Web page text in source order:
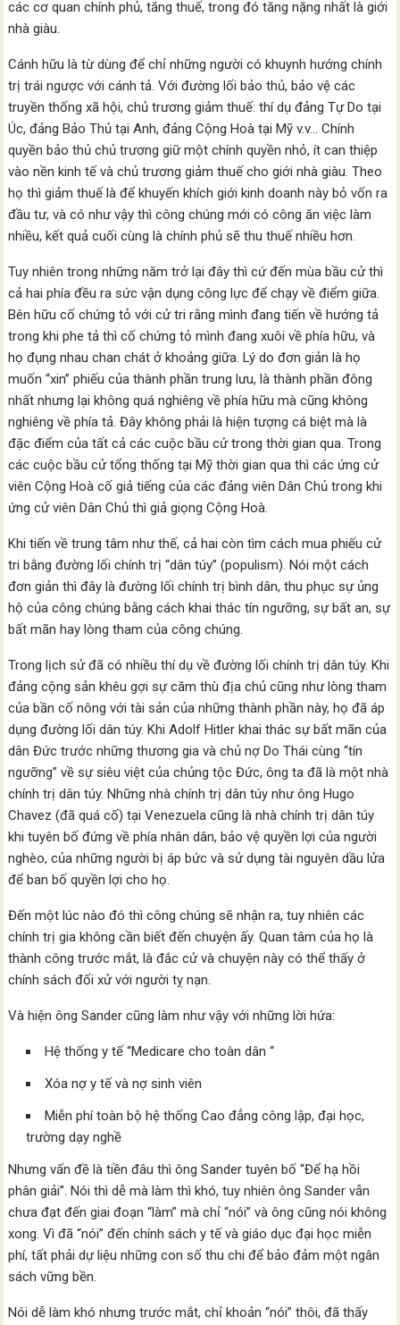
các cơ quan chính phủ, tăng thuế, trong đó tăng nặng nhất là giới
nhà giàu.
Cánh hữu là từ dùng để chỉ những người có khuynh hướng chính
trị trái ngược với cánh tả. Với đường lối bảo thủ, bảo vệ các
truyền thống xã hội, chủ trương giảm thuế: thí dụ đảng Tự Do tại
Úc, đảng Bảo Thủ tại Anh, đảng Cộng Hoà tại Mỹ v.v… Chính
quyền bảo thủ chủ trương giữ một chính quyền nhỏ, ít can thiệp
vào nền kinh tế và chủ trương giảm thuế cho giới nhà giàu. Theo
họ thì giảm thuế là để khuyến khích giới kinh doanh này bỏ vốn ra
đầu tư, và có như vậy thì công chúng mới có công ăn việc làm
nhiều, kết quả cuối cùng là chính phủ sẽ thu thuế nhiều hơn.
Tuy nhiên trong những năm trở lại đây thì cứ đến mùa bầu cử thì
cả hai phía đều ra sức vận dụng công lực để chạy về điểm giữa.
Bên hữu cố chứng tỏ với cử tri rằng mình đang tiến về hướng tả
trong khi phe tả thì cố chứng tỏ mình đang xuôi về phía hữu, và
họ đụng nhau chan chát ở khoảng giữa. Lý do đơn giản là họ
muốn “xin” phiếu của thành phần trung lưu, là thành phần đông
nhất nhưng lại không quá nghiêng về phía hữu mà cũng không
nghiêng về phía tả. Đây không phải là hiện tượng cá biệt mà là
đặc điểm của tất cả các cuộc bầu cử trong thời gian qua. Trong
các cuộc bầu cử tổng thống tại Mỹ thời gian qua thì các ứng cử
viên Cộng Hoà cố giả tiếng của các đảng viên Dân Chủ trong khi
ứng cử viên Dân Chủ thì giả giọng Cộng Hoà.
Khi tiến về trung tâm như thế, cả hai còn tìm cách mua phiếu cử
tri bằng đường lối chính trị “dân túy” (populism). Nói một cách
đơn giản thì đây là đường lối chính trị bình dân, thu phục sự ủng
hộ của công chúng bằng cách khai thác tín ngưỡng, sự bất an, sự
bất mãn hay lòng tham của công chúng.
Trong lịch sử đã có nhiều thí dụ về đường lối chính trị dân túy. Khi
đảng cộng sản khêu gợi sự căm thù địa chủ cũng như lòng tham
của bần cố nông với tài sản của những thành phần này, họ đã áp
dụng đường lối dân túy. Khi Adolf Hitler khai thác sự bất mãn của
dân Đức trước những thương gia và chủ nợ Do Thái cùng “tín
ngưỡng” về sự siêu việt của chủng tộc Đức, ông ta đã là một nhà
chính trị dân túy. Những nhà chính trị dân túy như ông Hugo
Chavez (đã quá cố) tại Venezuela cũng là nhà chính trị dân túy
khi tuyên bố đứng về phía nhân dân, bảo vệ quyền lợi của người
nghèo, của những người bị áp bức và sử dụng tài nguyên dầu lửa
để ban bố quyền lợi cho họ.
Đến một lúc nào đó thì công chúng sẽ nhận ra, tuy nhiên các
chính trị gia không cần biết đến chuyện ấy. Quan tâm của họ là
thành công trước mắt, là đắc cử và chuyện này có thể thấy ở
chính sách đối xử với người tỵ nạn.
Và hiện ông Sander cũng làm như vậy với những lời hứa:
Hệ thống y tế “Medicare cho toàn dân “
Xóa nợ y tế và nợ sinh viên
Miễn phí toàn bộ hệ thống Cao đẳng công lập, đại học,
trường dạy nghề
Nhưng vấn đề là tiền đâu thì ông Sander tuyên bố “Để hạ hồi
phân giải”. Nói thì dễ mà làm thì khó, tuy nhiên ông Sander vẫn
chưa đạt đến giai đoạn “làm” mà chỉ “nói” và ông cũng nói không
xong. Vì đã “nói” đến chính sách y tế và giáo dục đại học miễn
phí, tất phải dự liệu những con số thu chi để bảo đảm một ngân
sách vững bền.
Nói dễ làm khó nhưng trước mắt, chỉ khoản “nói” thôi, đã thấy